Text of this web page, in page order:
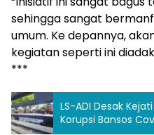
sehingga sangat
umum. Ke depannya,
kegiatan seperti ini
***
LS-ADI Desak
Korupsi Bansos